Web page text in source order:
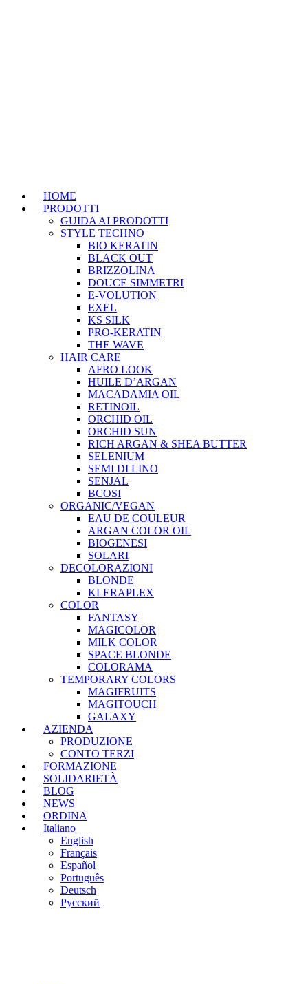
HOME
PRODOTTI
GUIDA AI PRODOTTI
STYLE TECHNO
BIO KERATIN
BLACK OUT
BRIZZOLINA
DOUCE SIMMETRI
E-VOLUTION
EXEL
KS SILK
PRO-KERATIN
THE WAVE
HAIR CARE
AFRO LOOK
HUILE D’ARGAN
MACADAMIA OIL
RETINOIL
ORCHID OIL
ORCHID SUN
RICH ARGAN & SHEA BUTTER
SELENIUM
SEMI DI LINO
SENJAL
BCOSI
ORGANIC/VEGAN
EAU DE COULEUR
ARGAN COLOR OIL
BIOGENESI
SOLARI
DECOLORAZIONI
BLONDE
KLERAPLEX
COLOR
FANTASY
MAGICOLOR
MILK COLOR
SPACE BLONDE
COLORAMA
TEMPORARY COLORS
MAGIFRUITS
MAGITOUCH
GALAXY
AZIENDA
PRODUZIONE
CONTO TERZI
FORMAZIONE
SOLIDARIETÀ
BLOG
NEWS
ORDINA
Italiano
English
Français
Español
Português
Deutsch
Русский